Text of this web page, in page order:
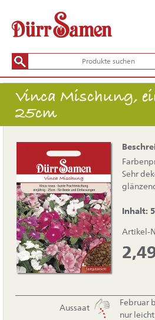
Vinca Mischung,
25cm
Sehr
Inhalt:
Artikel-
Aussaat
Februar
nur